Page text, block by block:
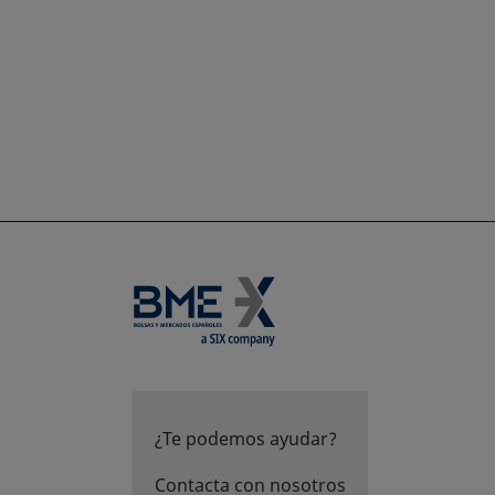
¿Te podemos ayudar?
Contacta con nosotros